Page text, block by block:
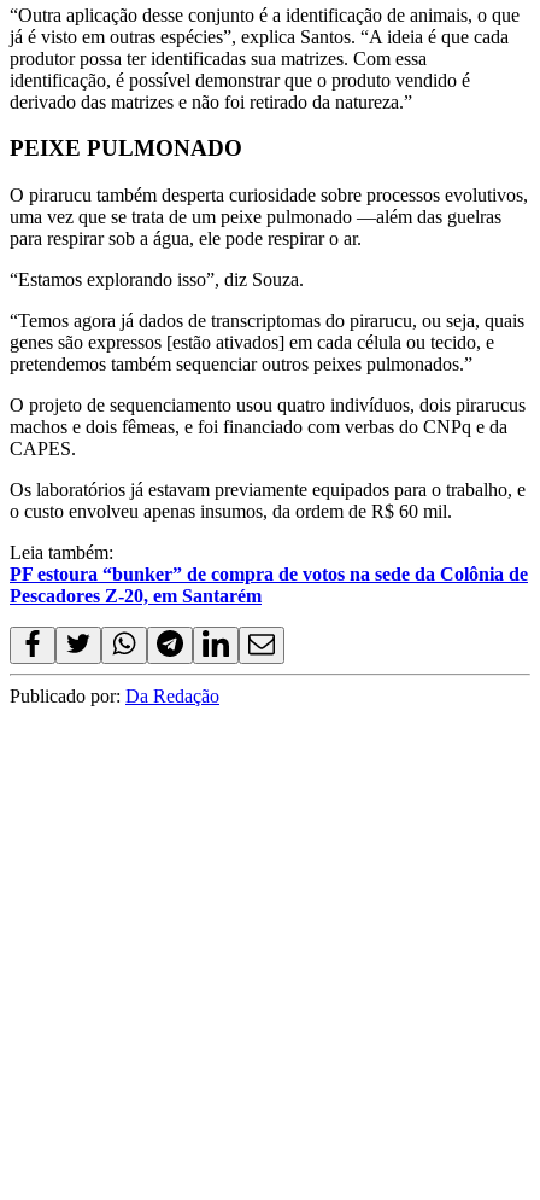
“Outra aplicação desse conjunto é a identificação de animais, o que
já é visto em outras espécies”, explica Santos. “A ideia é que cada
produtor possa ter identificadas sua matrizes. Com essa
identificação, é possível demonstrar que o produto vendido é
derivado das matrizes e não foi retirado da natureza.”
PEIXE PULMONADO
O pirarucu também desperta curiosidade sobre processos evolutivos,
uma vez que se trata de um peixe pulmonado —além das guelras
para respirar sob a água, ele pode respirar o ar.
“Estamos explorando isso”, diz Souza.
“Temos agora já dados de transcriptomas do pirarucu, ou seja, quais
genes são expressos [estão ativados] em cada célula ou tecido, e
pretendemos também sequenciar outros peixes pulmonados.”
O projeto de sequenciamento usou quatro indivíduos, dois pirarucus
machos e dois fêmeas, e foi financiado com verbas do CNPq e da
CAPES.
Os laboratórios já estavam previamente equipados para o trabalho, e
o custo envolveu apenas insumos, da ordem de R$ 60 mil.
Leia também:
PF estoura “bunker” de compra de votos na sede da Colônia de
Pescadores Z-20, em Santarém
Publicado por: Da Redação